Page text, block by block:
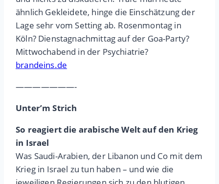
ähnlich Gekleidete, hinge die Einschätzung der
Lage sehr vom Setting ab. Rosenmontag in
Köln? Dienstagnachmittag auf der Goa-Party?
Mittwochabend in der Psychiatrie?
brandeins.de
———————-
Unter’m Strich
So reagiert die arabische Welt auf den Krieg
in Israel
Was Saudi-Arabien, der Libanon und Co mit dem
Krieg in Israel zu tun haben – und wie die